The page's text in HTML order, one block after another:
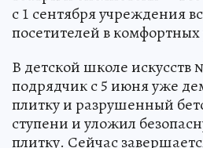
с 1 сентября учреждения
посетителей в комфортных
В детской школе искусств
подрядчик с 5 июня уже
плитку и разрушенный
ступени и уложил
плитку. Сейчас